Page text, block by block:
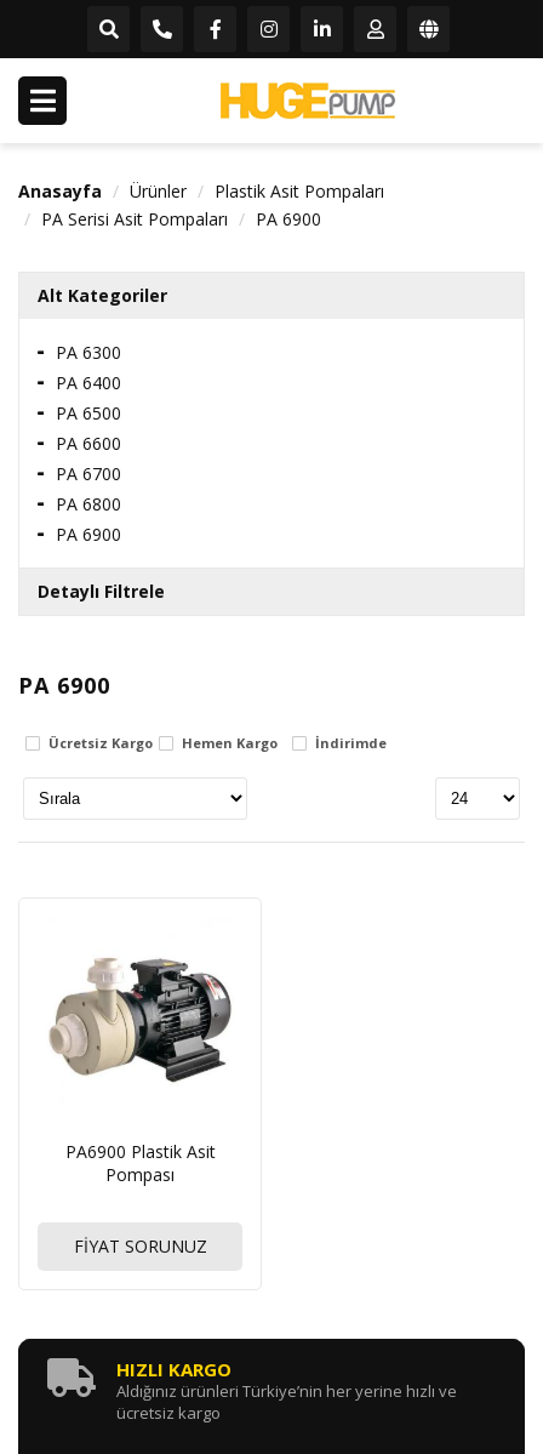
Anasayfa Ürünler
Plastik Asit Pompaları
PA Serisi Asit Pompaları
PA 6900
Alt Kategoriler
PA 6300
PA 6400
PA 6500
PA 6600
PA 6700
PA 6800
PA 6900
Detaylı Filtrele
Fiyat Aralığı
PA 6900
Ücretsiz Kargo Hemen Kargo İndirimde
PA6900 Plastik Asit
Pompası
FİYAT SORUNUZ
HIZLI KARGO
Aldığınız ürünleri Türkiye’nin her yerine hızlı ve
ücretsiz kargo